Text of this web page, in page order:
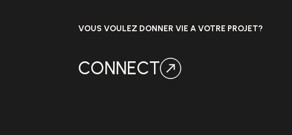
VOUS VOULEZ DONNER VIE A VOTRE PROJET?
CONNECT